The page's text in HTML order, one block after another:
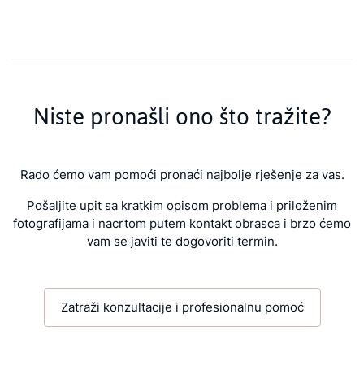
Niste pronašli ono što tražite?
Rado ćemo vam pomoći pronaći najbolje rješenje za vas.
Pošaljite upit sa kratkim opisom problema i priloženim
fotografijama i nacrtom putem kontakt obrasca i brzo ćemo
vam se javiti te dogovoriti termin.
Zatraži konzultacije i profesionalnu pomoć